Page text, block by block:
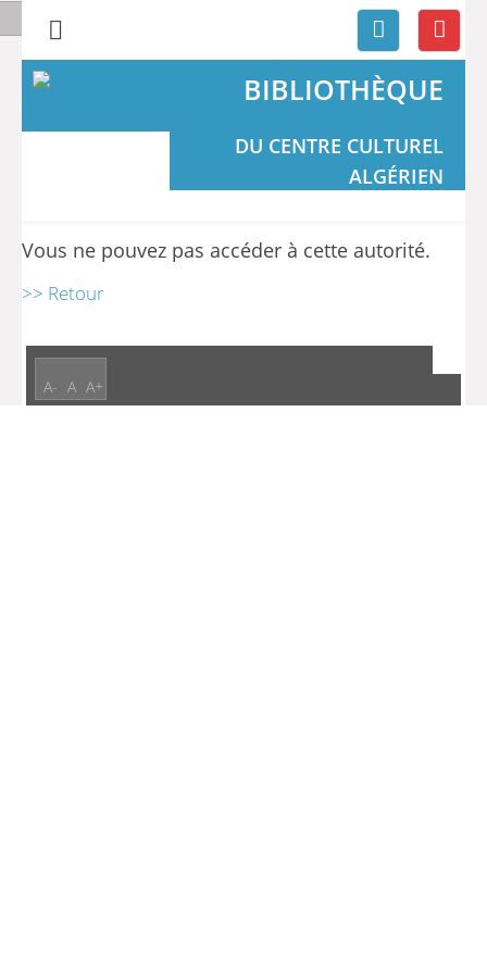
BIBLIOTHÈQUE
DU CENTRE CULTUREL
ALGÉRIEN
Vous ne pouvez pas accéder à cette autorité.
>> Retour
A- A A+